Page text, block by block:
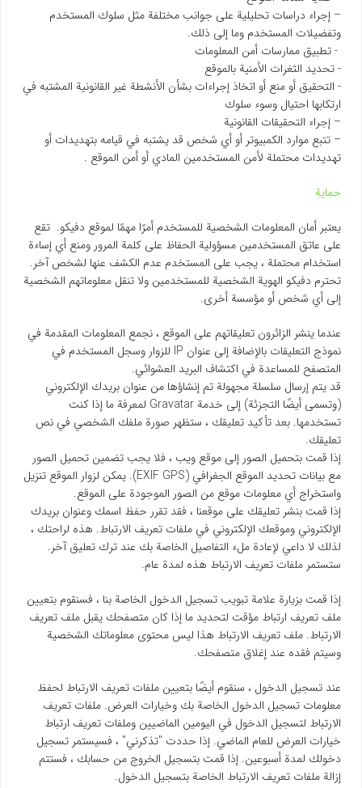
– إجراء دراسات تحليلية على جوانب مختلفة مثل سلوك المستخدم
وتفضيلات المستخدم وما إلى ذلك.
- تطبيق ممارسات أمن المعلومات
- تحديد الثغرات الأمنية بالموقع
- التحقيق أو منع أو اتخاذ إجراءات بشأن الأنشطة غير القانونية المشتبه في
ارتكابها احتيال وسوء سلوك
– إجراء التحقيقات القانونية
– تتبع موارد الكمبيوتر أو أي شخص قد يشتبه في قيامه بتهديدات أو
تهديدات محتملة لأمن المستخدمين المادي أو أمن الموقع .
حماية
يعتبر أمان المعلومات الشخصية للمستخدم أمرًا مهمًا لموقع دفیکو. تقع
على عاتق المستخدمين مسؤولية الحفاظ على كلمة المرور ومنع أي إساءة
استخدام محتملة ، يجب على المستخدم عدم الكشف عنها لشخص آخر.
تحترم دفیکو الهوية الشخصية للمستخدمين ولا تنقل معلوماتهم الشخصية
إلى أي شخص أو مؤسسة أخرى.
عندما ينشر الزائرون تعليقاتهم على الموقع ، نجمع المعلومات المقدمة في
نموذج التعليقات بالإضافة إلى عنوان IP للزوار وسجل المستخدم في
المتصفح للمساعدة في اكتشاف البريد العشوائي.
قد يتم إرسال سلسلة مجهولة تم إنشاؤها من عنوان بريدك الإلكتروني
(وتسمى أيضًا التجزئة) إلى خدمة Gravatar لمعرفة ما إذا كنت
تستخدمها. بعد تأكيد تعليقك ، ستظهر صورة ملفك الشخصي في نص
تعليقك.
إذا قمت بتحميل الصور إلى موقع ويب ، فلا يجب تضمين تحميل الصور
مع بيانات تحديد الموقع الجغرافي (EXIF GPS). يمكن لزوار الموقع تنزيل
واستخراج أي معلومات موقع من الصور الموجودة على الموقع.
إذا قمت بنشر تعليقك على موقعنا ، فقد تقرر حفظ اسمك وعنوان بريدك
الإلكتروني وموقعك الإلكتروني في ملفات تعريف الارتباط. هذه لراحتك ،
لذلك لا داعي لإعادة ملء التفاصيل الخاصة بك عند ترك تعليق آخر.
ستستمر ملفات تعريف الارتباط هذه لمدة عام.
إذا قمت بزيارة علامة تبويب تسجيل الدخول الخاصة بنا ، فسنقوم بتعيين
ملف تعريف ارتباط مؤقت لتحديد ما إذا كان متصفحك يقبل ملف تعريف
الارتباط. ملف تعريف الارتباط هذا ليس محتوى معلوماتك الشخصية
وسيتم فقده عند إغلاق متصفحك.
عند تسجيل الدخول ، سنقوم أيضًا بتعيين ملفات تعريف الارتباط لحفظ
معلومات تسجيل الدخول الخاصة بك وخيارات العرض. ملفات تعريف
الارتباط لتسجيل الدخول في اليومين الماضيين وملفات تعريف ارتباط
خيارات العرض للعام الماضي. إذا حددت "تذكرني" ، فسيستمر تسجيل
دخولك لمدة أسبوعين. إذا قمت بتسجيل الخروج من حسابك ، فستتم
إزالة ملفات تعريف الارتباط الخاصة بتسجيل الدخول.